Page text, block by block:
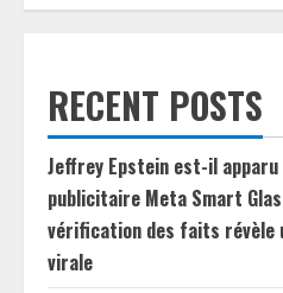
RECENT POSTS
Jeffrey Epstein est-il apparu
publicitaire Meta Smart
vérification des faits révèle
virale